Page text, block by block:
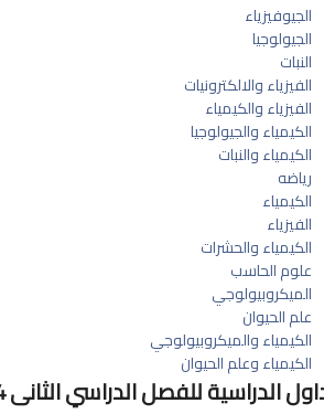
الجيوفيزياء
الجيولوجيا
النبات
الفيزياء والالكترونيات
الفيزياء والكيمياء
الكيمياء والجيولوجيا
الكيمياء والنبات
رياضه
الكيمياء
الفيزياء
الكيمياء والحشرات
علوم الحاسب
الميكروبيولوجي
علم الحيوان
الكيمياء والميكروبيولوجي
الكيمياء وعلم الحيوان
الدراسية للفصل الدراسي الثانى 2024-2025